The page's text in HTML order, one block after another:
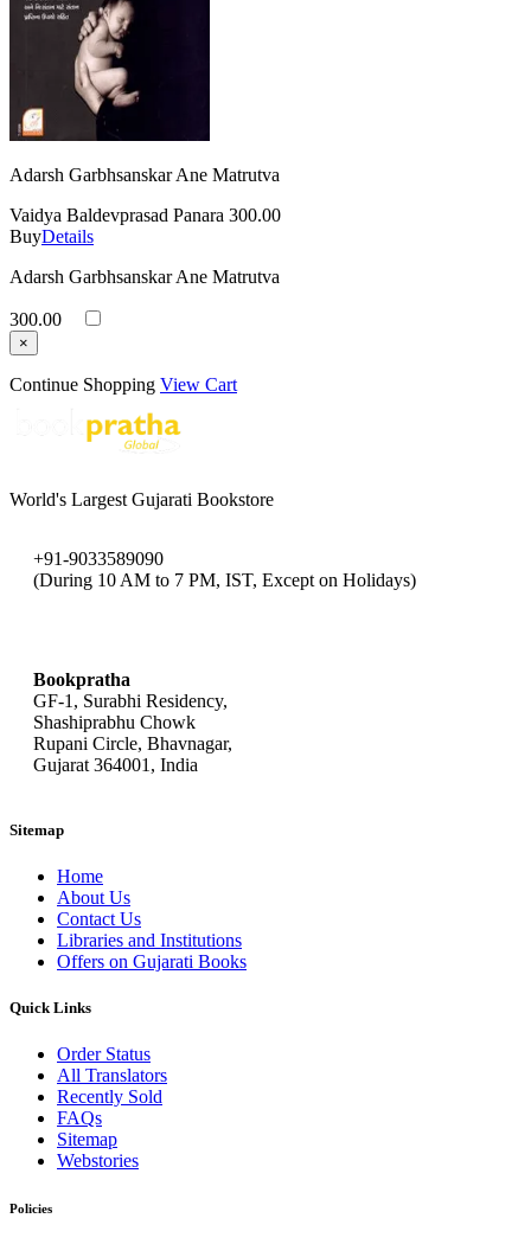
Adarsh Garbhsanskar Ane Matrutva
Vaidya Baldevprasad Panara 300.00
BuyDetails
Adarsh Garbhsanskar Ane Matrutva
300.00
×
Continue Shopping View Cart
World's Largest Gujarati Bookstore
+91-9033589090
(During 10 AM to 7 PM, IST, Except on Holidays)
Bookpratha
GF-1, Surabhi Residency,
Shashiprabhu Chowk
Rupani Circle, Bhavnagar,
Gujarat 364001, India
Sitemap
Home
About Us
Contact Us
Libraries and Institutions
Offers on Gujarati Books
Quick Links
Order Status
All Translators
Recently Sold
FAQs
Sitemap
Webstories
Policies